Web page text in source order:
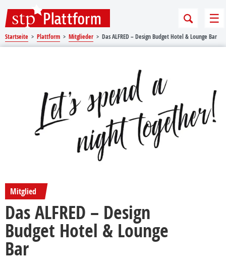
Startseite Plattform Mitglieder Das ALFRED – Design Budget Hotel & Lounge Bar
Mitglied
Das ALFRED – Design
Budget Hotel & Lounge
Bar